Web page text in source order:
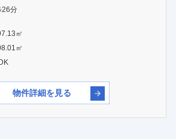
26分
㎡
㎡
物件詳細を見る